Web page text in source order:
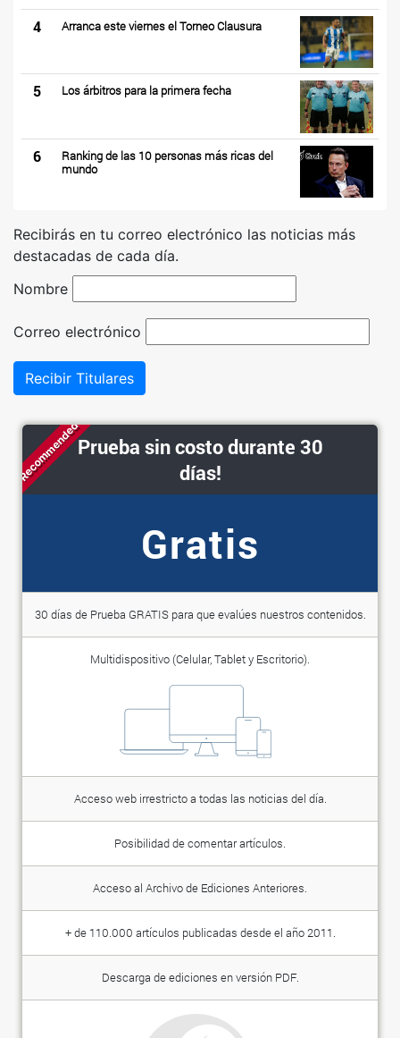
4 Arranca este viernes el Torneo Clausura
5 Los árbitros para la primera fecha
6
Ranking de las 10 personas más ricas del
mundo
Recibirás en tu correo electrónico las noticias más
destacadas de cada día.
Nombre
Correo electrónico
Recibir Titulares
RecommendedPrueba sin costo durante 30
días!
Gratis
30 días de Prueba GRATIS para que evalúes nuestros contenidos.
Multidispositivo (Celular, Tablet y Escritorio).
Acceso web irrestricto a todas las noticias del día.
Posibilidad de comentar artículos.
Acceso al Archivo de Ediciones Anteriores.
+ de 110.000 artículos publicadas desde el año 2011.
Descarga de ediciones en versión PDF.